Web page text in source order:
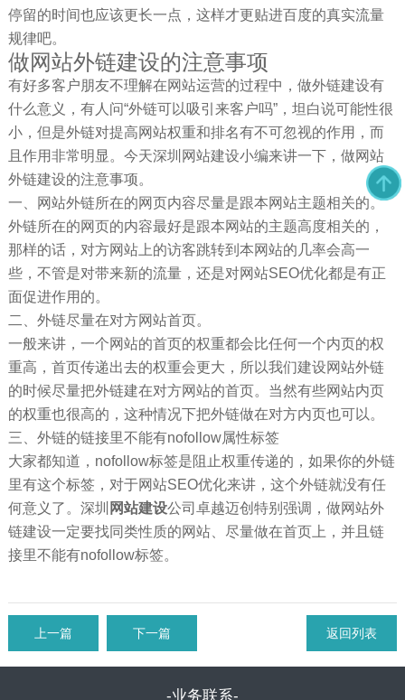
停留的时间也应该更长一点，这样才更贴进百度的真实流量
规律吧。
做网站外链建设的注意事项
有好多客户朋友不理解在网站运营的过程中，做外链建设有
什么意义，有人问“外链可以吸引来客户吗”，坦白说可能性很
小，但是外链对提高网站权重和排名有不可忽视的作用，而
且作用非常明显。今天深圳网站建设小编来讲一下，做网站
外链建设的注意事项。
一、网站外链所在的网页内容尽量是跟本网站主题相关的。
外链所在的网页的内容最好是跟本网站的主题高度相关的，
那样的话，对方网站上的访客跳转到本网站的几率会高一
些，不管是对带来新的流量，还是对网站SEO优化都是有正
面促进作用的。
二、外链尽量在对方网站首页。
一般来讲，一个网站的首页的权重都会比任何一个内页的权
重高，首页传递出去的权重会更大，所以我们建设网站外链
的时候尽量把外链建在对方网站的首页。当然有些网站内页
的权重也很高的，这种情况下把外链做在对方内页也可以。
三、外链的链接里不能有nofollow属性标签
大家都知道，nofollow标签是阻止权重传递的，如果你的外链
里有这个标签，对于网站SEO优化来讲，这个外链就没有任
何意义了。深圳 网站建设公司卓越迈创特别强调，做网站外
链建设一定要找同类性质的网站、尽量做在首页上，并且链
接里不能有nofollow标签。
上一篇 下一篇 返回列表
-业务联系-